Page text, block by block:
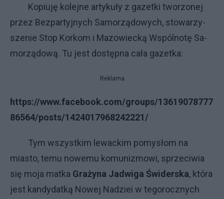
Ko­piu­ję ko­lej­ne ar­ty­ku­ły z ga­zet­ki two­rzo­nej
przez Bez­par­tyj­ny­ch Sa­mo­rzą­do­wy­ch, sto­wa­rzy­
sze­nie Stop Kor­kom i Ma­zo­wiec­ką Wspól­no­tę Sa­
mo­rzą­do­wą. Tu je­st do­stęp­na ca­ła ga­zet­ka:
Reklama
https://www.facebook.com/groups/13619078777
86564/posts/1424017968242221/
Tym wszystkim lewackim pomysłom na
miasto, temu nowemu komunizmowi, sprzeciwia
się moja matka Gra­ży­na Ja­dwi­ga Świ­der­ska, która
je­st kan­dy­dat­ką No­wej Na­dziei w te­go­rocz­ny­ch